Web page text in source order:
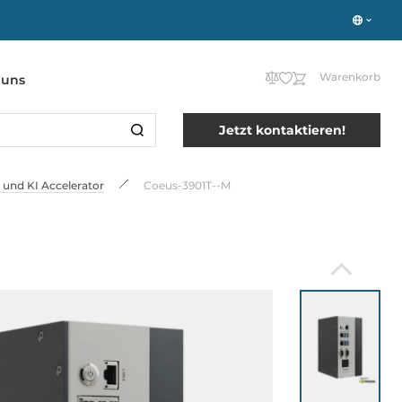
Warenkorb
Jetzt kontaktieren!
und KI Accelerator Coeus-3901T--M